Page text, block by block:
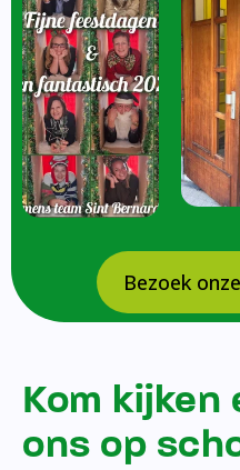
Bezoek
Kom kijken
ons op